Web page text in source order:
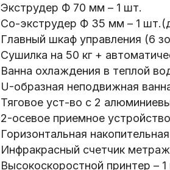
Экструдер Ф 70 мм – 1 шт.
Со-экструдер Ф 35 мм – 1
Главный шкаф управления (6
Сушилка на 50 кг +
Ванна охлаждения в теплой
U-образная неподвижная
Тяговое уст-во с 2
2-осевое приемное
Горизонтальная
Инфракрасный счетчик
Высокоскоростной принтер –